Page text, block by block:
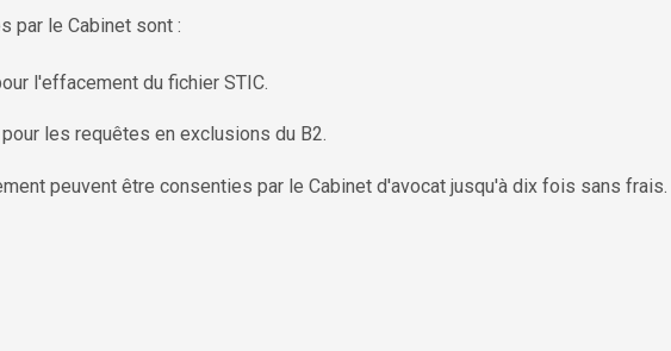
par le Cabinet sont :
l'effacement du fichier STIC.
les requêtes en exclusions du B2.
peuvent être consenties par le Cabinet d'avocat jusqu'à dix fois sans frais.